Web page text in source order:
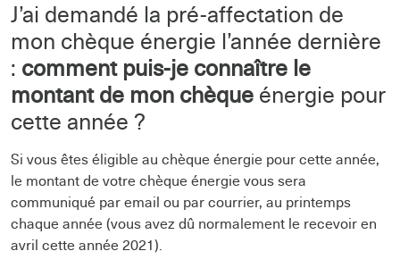
J’ai demandé la pré-affectation de
mon chèque énergie l’année dernière
: comment puis-je connaître le
montant de mon chèque énergie pour
cette année ?
Si vous êtes éligible au chèque énergie pour cette année,
le montant de votre chèque énergie vous sera
communiqué par email ou par courrier, au printemps
chaque année (vous avez dû normalement le recevoir en
avril cette année 2021).